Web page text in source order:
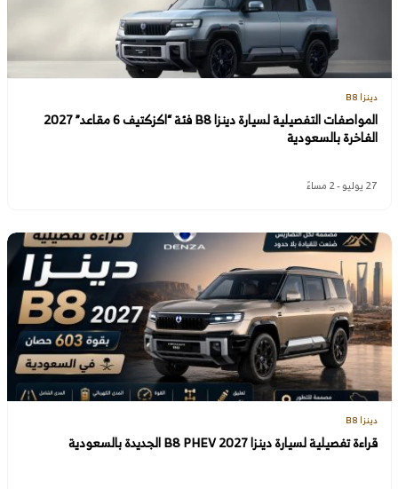
دينزا B8
المواصفات التفصيلية لسيارة دينزا B8 فئة “اكزكتيف 6 مقاعد” 2027
الفاخرة بالسعودية
27 يوليو - 2 مساءً
دينزا B8
قراءة تفصيلية لسيارة دينزا B8 PHEV 2027 الجديدة بالسعودية